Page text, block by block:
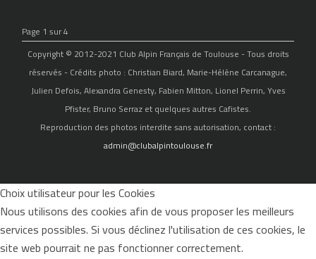
Page 1 sur 4
Copyright © 2012-2021 Club Alpin Français de Toulouse - Tous droits
réservés - Crédits photo : Christian Biard, Marie-Hélène Carcanague,
Julien Defois, Alexandra Genesty, Fabien Mitton, Lionel Perrin, Yves
Pfister, Bruno Serraz et quelques autres Cafistes.
Reproduction des photos interdite sans autorisation, contact :
admin@clubalpintoulouse.fr
Choix utilisateur pour les Cookies
Nous utilisons des cookies afin de vous proposer les meilleurs
services possibles. Si vous déclinez l'utilisation de ces cookies, le
site web pourrait ne pas fonctionner correctement.